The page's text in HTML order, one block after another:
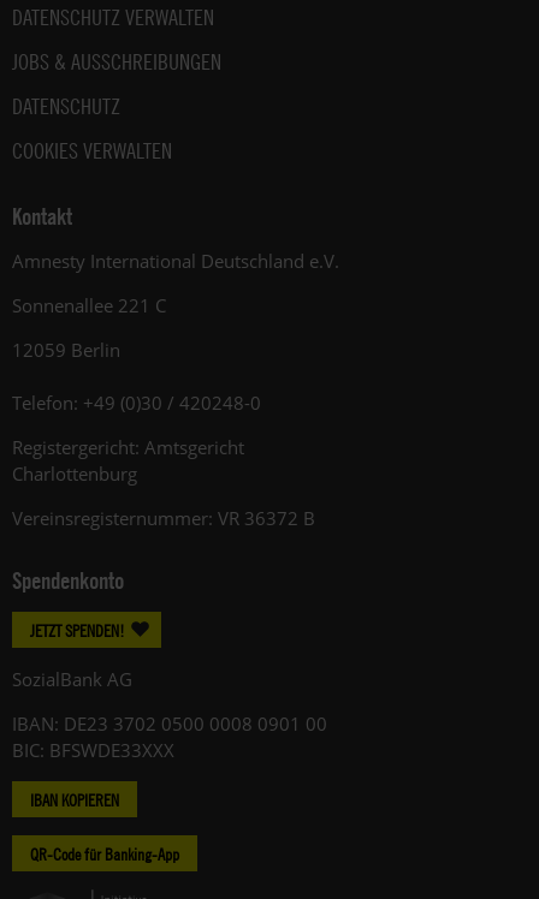
DATENSCHUTZ VERWALTEN
JOBS & AUSSCHREIBUNGEN
DATENSCHUTZ
COOKIES VERWALTEN
Kontakt
Amnesty International Deutschland e.V.
Sonnenallee 221 C
12059 Berlin
Telefon: +49 (0)30 / 420248-0
Registergericht: Amtsgericht
Charlottenburg
Vereinsregisternummer: VR 36372 B
Spendenkonto
JETZT SPENDEN!
SozialBank AG
IBAN: DE23 3702 0500 0008 0901 00
BIC: BFSWDE33XXX
IBAN KOPIEREN
QR-Code für Banking-App